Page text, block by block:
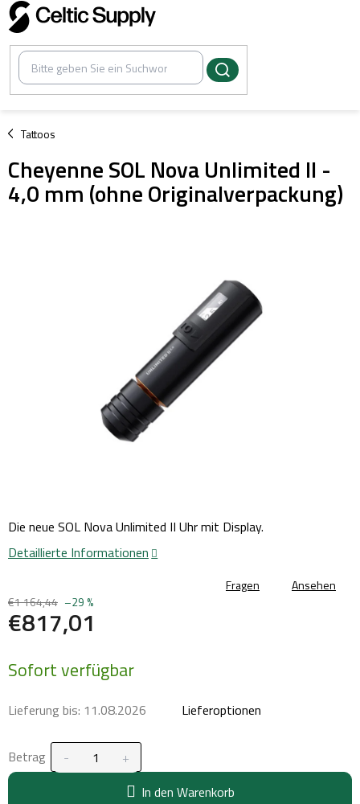
Zum
Inhalt
springen
Tattoos
/
Cheyenne SOL Nova Unlimited II -
4,0 mm (ohne Originalverpackung)
€1 164,44 –29 %
€817,01
Sofort verfügbar
Lieferung bis: 11.08.2026 Lieferoptionen
Betrag
In den Warenkorb
Die neue SOL Nova Unlimited II Uhr mit Display.
Detaillierte Informationen
Fragen Ansehen